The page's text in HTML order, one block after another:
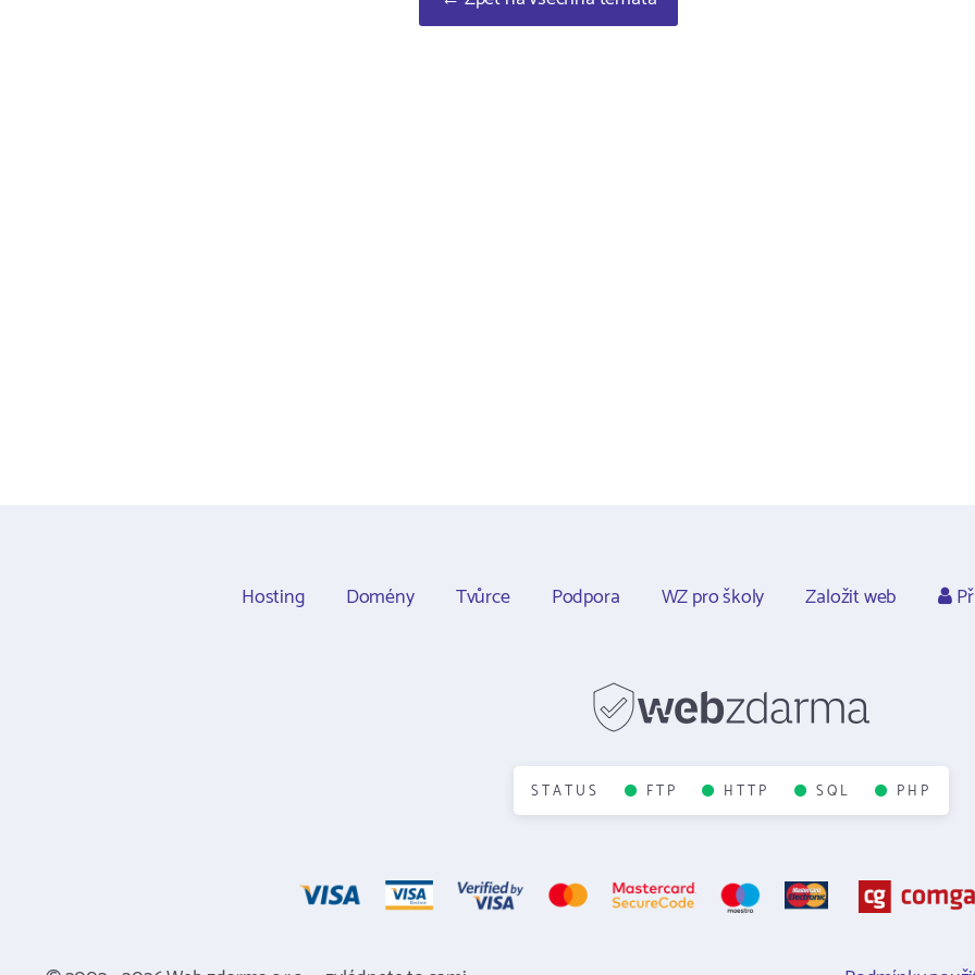
Hosting Domény Tvůrce Podpora WZ pro školy Založit web
STATUS FTP HTTP SQL PHP